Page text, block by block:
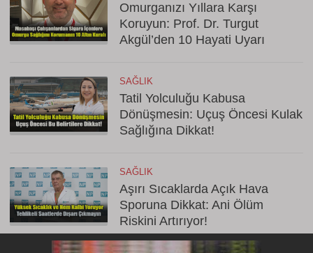
Omurganızı Yıllara Karşı
Koruyun: Prof. Dr. Turgut
Akgül’den 10 Hayati Uyarı
SAĞLIK
Tatil Yolculuğu Kabusa
Dönüşmesin: Uçuş Öncesi Kulak
Sağlığına Dikkat!
SAĞLIK
Aşırı Sıcaklarda Açık Hava
Sporuna Dikkat: Ani Ölüm
Riskini Artırıyor!